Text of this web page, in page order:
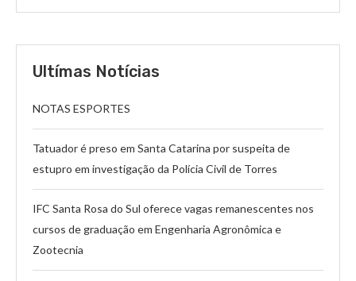
Ultímas Notícias
NOTAS ESPORTES
Tatuador é preso em Santa Catarina por suspeita de
estupro em investigação da Polícia Civil de Torres
IFC Santa Rosa do Sul oferece vagas remanescentes nos
cursos de graduação em Engenharia Agronômica e
Zootecnia